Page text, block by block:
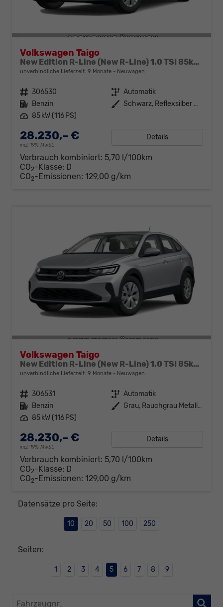
Volkswagen Taigo
New Edition R-Line (New R-Line) 1.0 TSI 85kW (116 PS) 7-Gang DSG
unverbindliche Lieferzeit: 9 Monate Neuwagen
Fahrzeugnr. 306530 Getriebe Automatik
Kraftstoff Benzin Außenfarbe
Schwarz, Reflexsilber Metallic / Dach Schwarz (8E2T)
Leistung 85 kW (116 PS)
28.230,– €
incl. 19% MwSt.
Details
Verbrauch kombiniert: 5,70 l/100km
CO2-Klasse: D
CO2-Emissionen: 129,00 g/km
Volkswagen Taigo
New Edition R-Line (New R-Line) 1.0 TSI 85kW (116 PS) 7-Gang DSG
unverbindliche Lieferzeit: 9 Monate Neuwagen
Fahrzeugnr. 306531 Getriebe Automatik
Kraftstoff Benzin Außenfarbe
Grau, Rauchgrau Metallic / Dach Schwarz (5W2T)
Leistung 85 kW (116 PS)
28.230,– €
incl. 19% MwSt.
Details
Verbrauch kombiniert: 5,70 l/100km
CO2-Klasse: D
CO2-Emissionen: 129,00 g/km
Datensätze pro Seite:
10 20 50 100 250
Seiten:
1 2 3 4 5 6 7 8 9
Fahrzeugnr.